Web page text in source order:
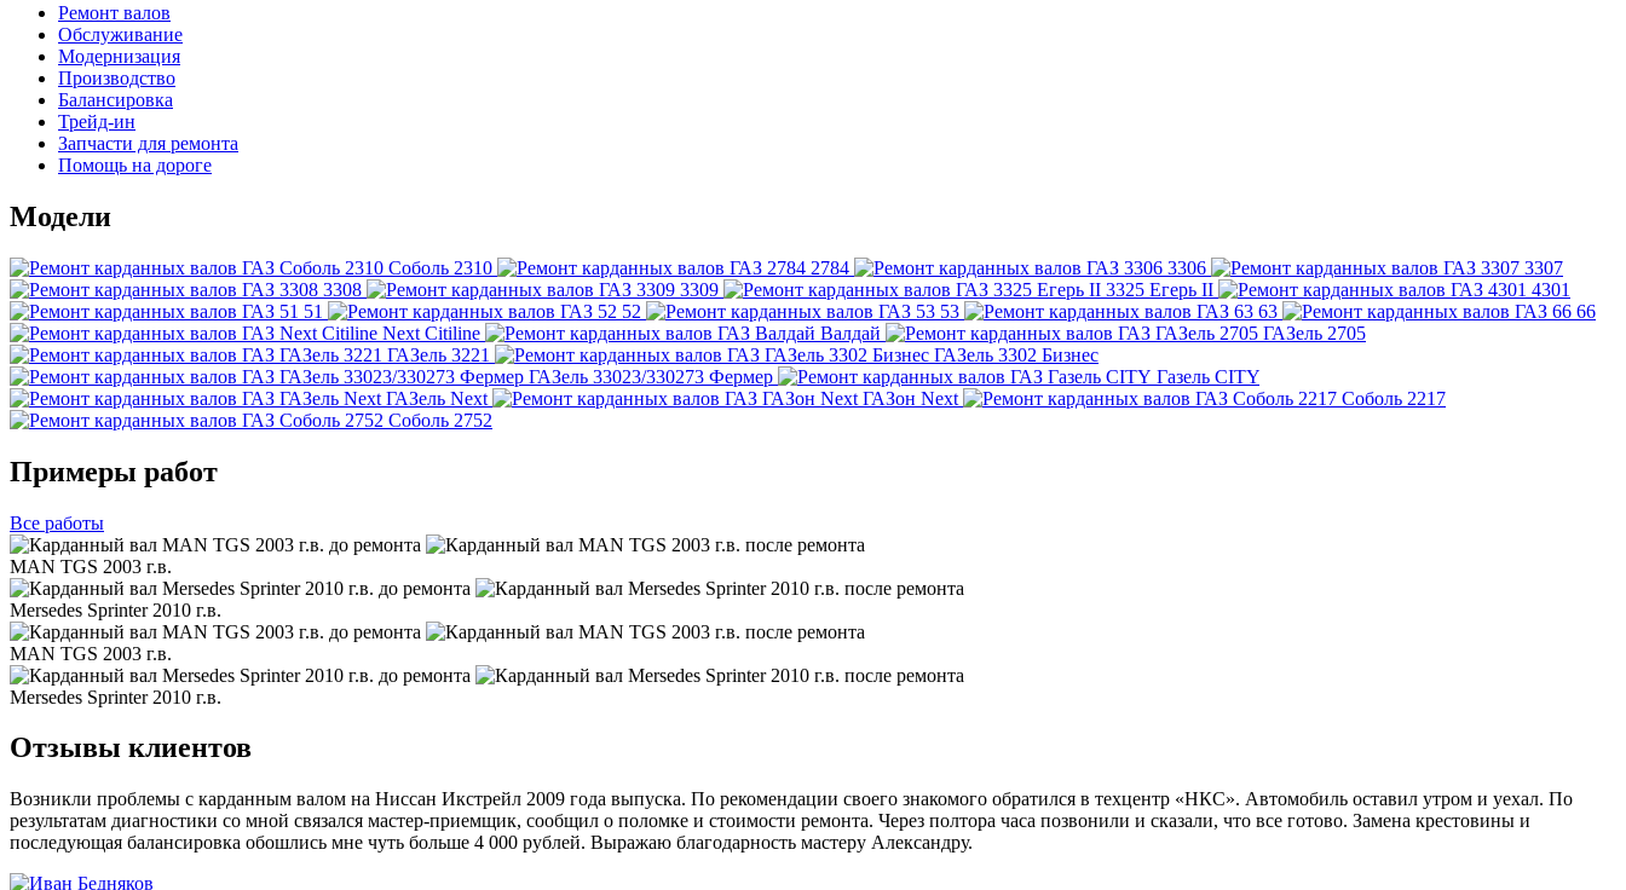
Ремонт валов
Обслуживание
Модернизация
Производство
Балансировка
Трейд-ин
Запчасти для ремонта
Помощь на дороге
Модели
Соболь 2310 2784 3306
3307
3308
3309 3325 Егерь II
4301
51
52 53 63
66
Next Citiline
Валдай
ГАЗель 2705
ГАЗель 3221
ГАЗель 3302 Бизнес
ГАЗель 33023/330273 Фермер
Газель CITY
ГАЗель Next
ГАЗон Next
Соболь 2217
Соболь 2752
Примеры работ
Все работы
MAN TGS 2003 г.в.
Mersedes Sprinter 2010 г.в.
MAN TGS 2003 г.в.
Mersedes Sprinter 2010 г.в.
Отзывы клиентов
Возникли проблемы с карданным валом на Ниссан Икстрейл 2009 года выпуска. По рекомендации своего знакомого обратился в техцентр «НКС». Автомобиль оставил утром и уехал. По
результатам диагностики со мной связался мастер-приемщик, сообщил о поломке и стоимости ремонта. Через полтора часа позвонили и сказали, что все готово. Замена крестовины и
последующая балансировка обошлись мне чуть больше 4 000 рублей. Выражаю благодарность мастеру Александру.